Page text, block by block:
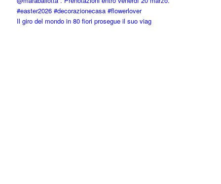
Il giro del mondo in 80 fiori prosegue il suo viag